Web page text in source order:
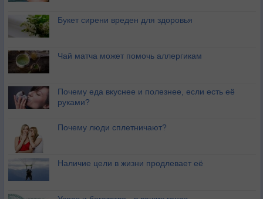
Букет сирени вреден для здоровья
Чай матча может помочь аллергикам
Почему еда вкуснее и полезнее, если есть её
руками?
Почему люди сплетничают?
Наличие цели в жизни продлевает её